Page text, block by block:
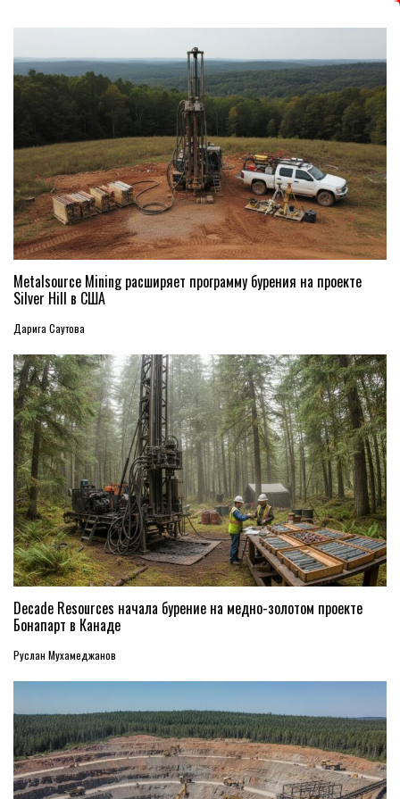
Metalsource Mining расширяет программу бурения на проекте
Silver Hill в США
Дарига Саутова
Decade Resources начала бурение на медно-золотом проекте
Бонапарт в Канаде
Руслан Мухамеджанов